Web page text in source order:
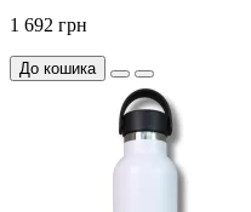
1 692 грн
До кошика